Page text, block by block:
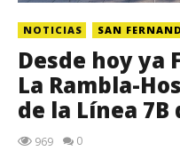
NOTICIAS SAN
Desde hoy ya
La Rambla-
de la Línea
969 0